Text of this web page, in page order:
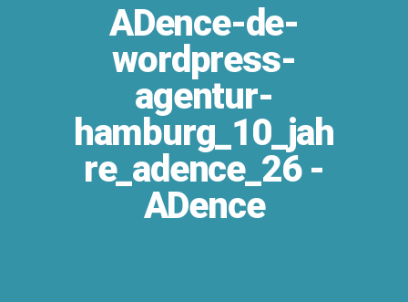
ADence-de-
wordpress-
agentur-
hamburg_10_jah
re_adence_26 -
ADence